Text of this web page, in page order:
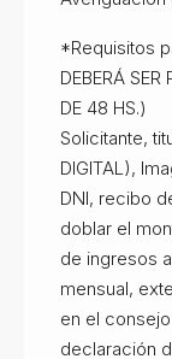
*Requisitos
DEBERÁ
DE 48 HS.)
Solicitante,
DIGITAL),
DNI, recibo
doblar el
de ingresos
mensual,
en el
declaración